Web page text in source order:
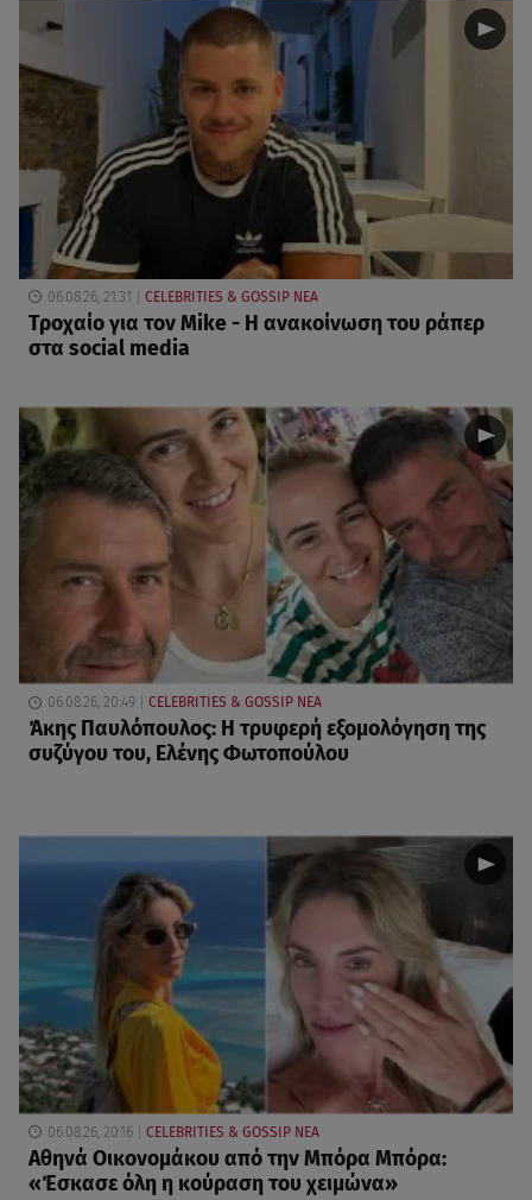
06.08.26, 21:31 CELEBRITIES & GOSSIP ΝΕΑ
Τροχαίο για τον Mike - Η ανακοίνωση του ράπερ
στα social media
06.08.26, 20:49 CELEBRITIES & GOSSIP ΝΕΑ
Άκης Παυλόπουλος: Η τρυφερή εξομολόγηση της
συζύγου του, Ελένης Φωτοπούλου
06.08.26, 20:16 CELEBRITIES & GOSSIP ΝΕΑ
Αθηνά Οικονομάκου από την Μπόρα Μπόρα:
«Έσκασε όλη η κούραση του χειμώνα»